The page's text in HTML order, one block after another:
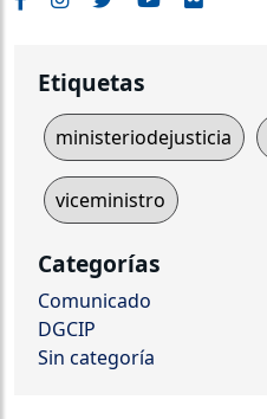
Etiquetas
ministeriodejusticia
viceministro
Categorías
Comunicado
DGCIP
Sin categoría